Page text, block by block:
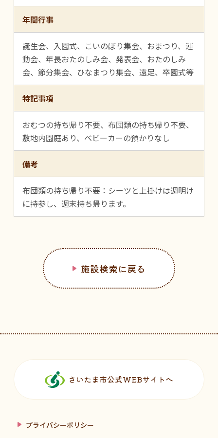
年間行事
誕生会、入園式、こいのぼり集会、おまつり、運
動会、年長おたのしみ会、発表会、おたのしみ
会、節分集会、ひなまつり集会、遠足、卒園式等
特記事項
おむつの持ち帰り不要、布団類の持ち帰り不要、
敷地内園庭あり、ベビーカーの預かりなし
備考
布団類の持ち帰り不要：シーツと上掛けは週明け
に持参し、週末持ち帰ります。
施設検索に戻る
さいたま市公式WEBサイトへ
プライバシーポリシー